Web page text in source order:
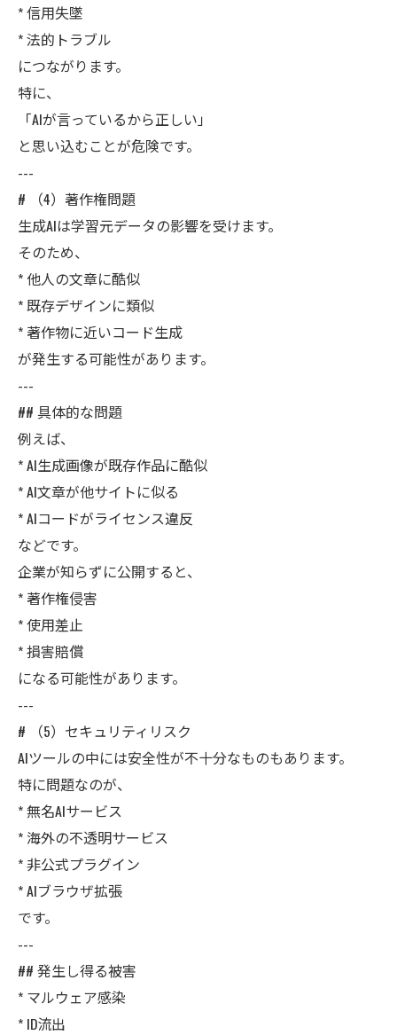
* 信用失墜
* 法的トラブル
につながります。
特に、
「AIが言っているから正しい」
と思い込むことが危険です。
---
# （4）著作権問題
生成AIは学習元データの影響を受けます。
そのため、
* 他人の文章に酷似
* 既存デザインに類似
* 著作物に近いコード生成
が発生する可能性があります。
---
## 具体的な問題
例えば、
* AI生成画像が既存作品に酷似
* AI文章が他サイトに似る
* AIコードがライセンス違反
などです。
企業が知らずに公開すると、
* 著作権侵害
* 使用差止
* 損害賠償
になる可能性があります。
---
# （5）セキュリティリスク
AIツールの中には安全性が不十分なものもあります。
特に問題なのが、
* 無名AIサービス
* 海外の不透明サービス
* 非公式プラグイン
* AIブラウザ拡張
です。
---
## 発生し得る被害
* マルウェア感染
* ID流出